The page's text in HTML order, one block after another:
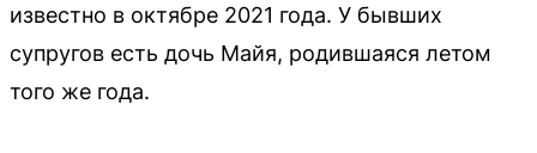
известно в октябре 2021 года. У бывших
супругов есть дочь Майя, родившаяся летом
того же года.